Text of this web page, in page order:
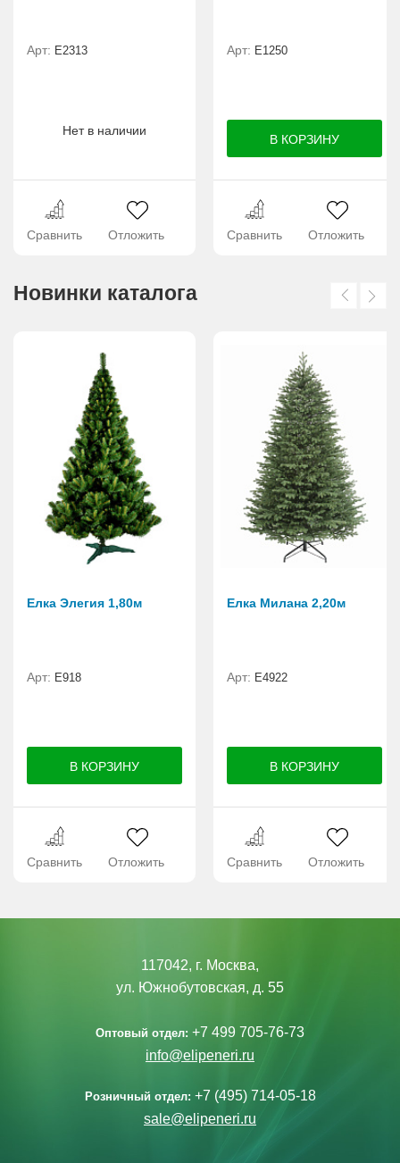
Арт: E2313
Нет в наличии
Сравнить Отложить
Арт: E1250
Сравнить Отложить
Новинки каталога
Елка Элегия 1,80м
Арт: E918
Сравнить Отложить
Елка Милана 2,20м
Арт: Е4922
Сравнить Отложить
117042, г. Москва,
ул. Южнобутовская, д. 55
Оптовый отдел: +7 499 705-76-73
info@elipeneri.ru
Розничный отдел: +7 (495) 714-05-18
sale@elipeneri.ru